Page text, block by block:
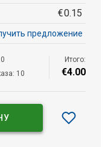
€0.15
предложение
10
Итого:
€4.00